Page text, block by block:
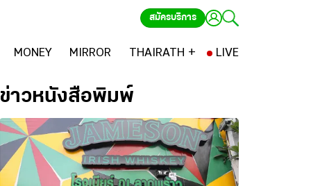
สมัครบริการ
MONEY MIRROR THAIRATH + LIVE
ข่าวหนังสือพิมพ์